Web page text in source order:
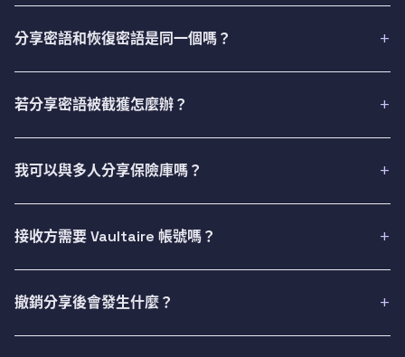
分享密語和恢復密語是同一個嗎？
若分享密語被截獲怎麼辦？
我可以與多人分享保險庫嗎？
接收方需要 Vaultaire 帳號嗎？
撤銷分享後會發生什麼？